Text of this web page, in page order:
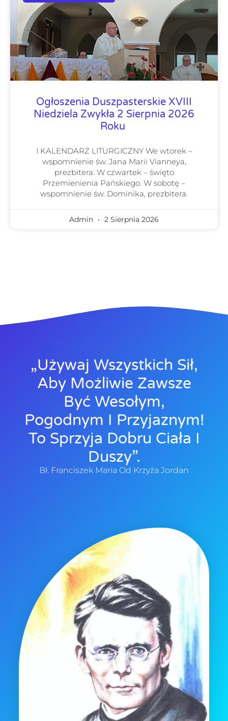
Ogłoszenia Duszpasterskie XVIII
Niedziela Zwykła 2 Sierpnia 2026
Roku
I KALENDARZ LITURGICZNY We wtorek –
wspomnienie św. Jana Marii Vianneya,
prezbitera. W czwartek – święto
Przemienienia Pańskiego. W sobotę –
wspomnienie św. Dominika, prezbitera.
Admin 2 Sierpnia 2026
„Używaj Wszystkich Sił,
Aby Możliwie Zawsze
Być Wesołym,
Pogodnym I Przyjaznym!
To Sprzyja Dobru Ciała I
Duszy”.
Bł. Franciszek Maria Od Krzyża Jordan